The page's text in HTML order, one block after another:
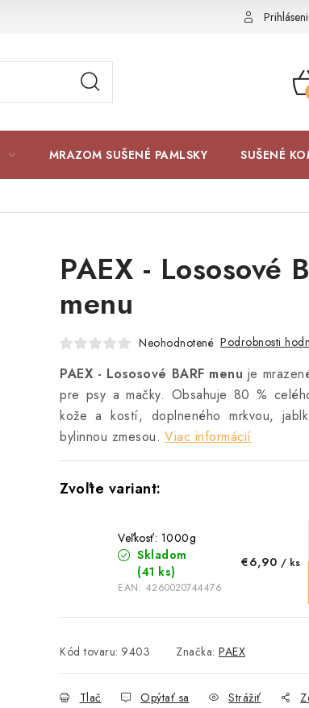
MRAZOM SUŠENÉ PAMLSKY SUŠENÉ
PAEX - Lososové
menu
Neohodnotené Podrobnosti
PAEX - Lososové BARF menu je
pre psy a mačky. Obsahuje 80 %
kože a kostí, doplneného mrkvou,
bylinnou zmesou. Viac informácií
Veľkosť: 1000g
Skladom
(41 ks)
EAN: 4260020744476
€6,90 / ks
Kód tovaru: 9403 Značka: PAEX
Tlač Opýtať sa Strážiť